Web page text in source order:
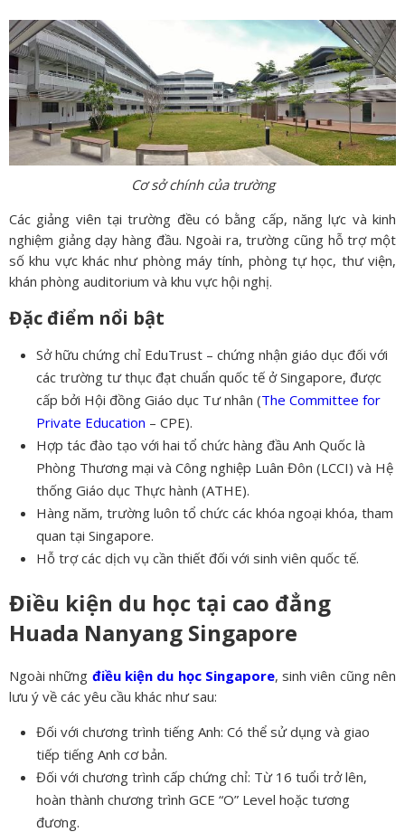
Cơ sở chính của trường
Các giảng viên tại trường đều có bằng cấp, năng lực và kinh
nghiệm giảng dạy hàng đầu. Ngoài ra, trường cũng hỗ trợ một
số khu vực khác như phòng máy tính, phòng tự học, thư viện,
khán phòng auditorium và khu vực hội nghị.
Đặc điểm nổi bật
Sở hữu chứng chỉ EduTrust – chứng nhận giáo dục đối với
các trường tư thục đạt chuẩn quốc tế ở Singapore, được
cấp bởi Hội đồng Giáo dục Tư nhân (The Committee for
Private Education – CPE).
Hợp tác đào tạo với hai tổ chức hàng đầu Anh Quốc là
Phòng Thương mại và Công nghiệp Luân Đôn (LCCI) và Hệ
thống Giáo dục Thực hành (ATHE).
Hàng năm, trường luôn tổ chức các khóa ngoại khóa, tham
quan tại Singapore.
Hỗ trợ các dịch vụ cần thiết đối với sinh viên quốc tế.
Điều kiện du học tại cao đẳng
Huada Nanyang Singapore
Ngoài những điều kiện du học Singapore, sinh viên cũng nên
lưu ý về các yêu cầu khác như sau:
Đối với chương trình tiếng Anh: Có thể sử dụng và giao
tiếp tiếng Anh cơ bản.
Đối với chương trình cấp chứng chỉ: Từ 16 tuổi trở lên,
hoàn thành chương trình GCE “O” Level hoặc tương
đương.